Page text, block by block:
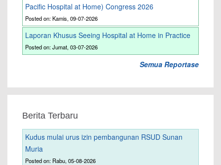
Pacific Hospital at Home) Congress 2026
Posted on: Kamis, 09-07-2026
Laporan Khusus Seeing Hospital at Home in Practice
Posted on: Jumat, 03-07-2026
Semua Reportase
Berita Terbaru
Kudus mulai urus izin pembangunan RSUD Sunan
Muria
Posted on: Rabu, 05-08-2026